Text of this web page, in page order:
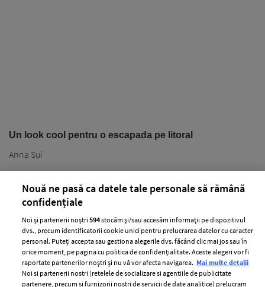
Un look cool pentru o escapada pe litoral
Anna Sui
PARTENERI
Nouă ne pasă ca datele tale personale să rămână
confidențiale
Noi și partenerii noștri594stocăm și/sau accesăm informații pe dispozitivul
dvs., precum identificatorii cookie unici pentru prelucrarea datelor cu caracter
personal. Puteți accepta sau gestiona alegerile dvs. făcând clic mai jos sau în
orice moment, pe pagina cu politica de confidențialitate. Aceste alegeri vor fi
raportate partenerilor noștri și nu vă vor afecta navigarea. Mai multe detalii
Noi si partenerii nostri (retelele de socializare si agentiile de publicitate
partenere, precum si furnizorii nostri de servicii de date analitice) prelucram